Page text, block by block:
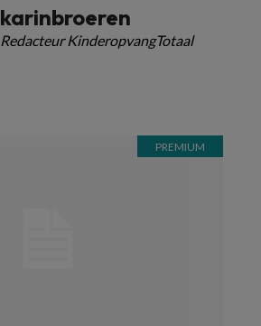
karinbroeren
Redacteur KinderopvangTotaal